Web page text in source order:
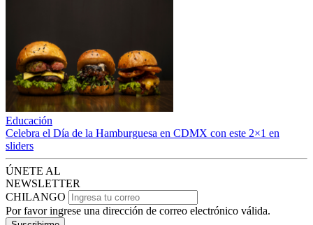
Educación
Celebra el Día de la Hamburguesa en CDMX con este 2×1 en
sliders
ÚNETE AL
NEWSLETTER
CHILANGO
Por favor ingrese una dirección de correo electrónico válida.